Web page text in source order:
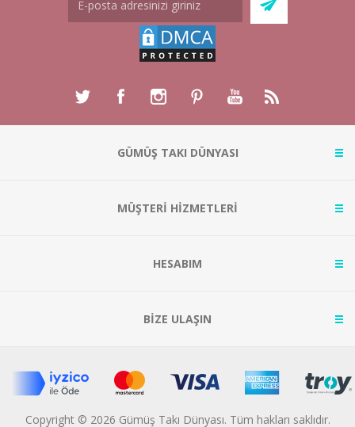
GÜMÜŞ TAKI DÜNYASI
MÜŞTERİ HİZMETLERİ
HESABIM
BİZE ULAŞIN
Copyright © 2026 Gümüş Takı Dünyası. Tüm hakları saklıdır.